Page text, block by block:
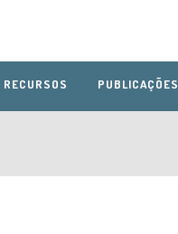
RECURSOS PUBLICAÇÕES